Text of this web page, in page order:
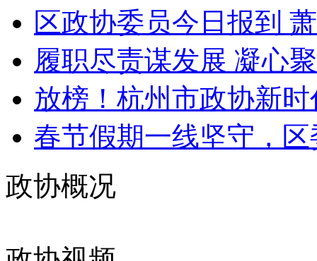
区政协委员今日报到
履职尽责谋发展 凝心
放榜！杭州市政协新
春节假期一线坚守，
政协概况